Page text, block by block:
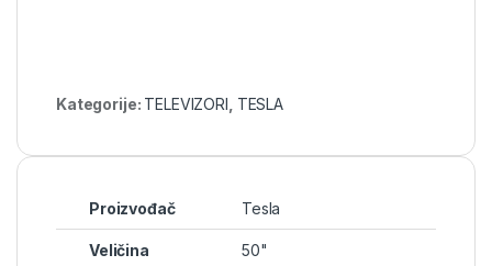
Kategorije: TELEVIZORI TESLA
Proizvođač Tesla
Veličina
50"